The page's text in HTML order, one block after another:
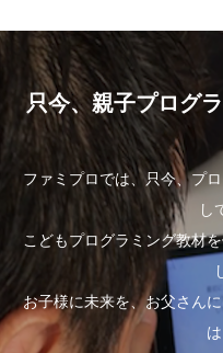
只今、親子プログ
ファミプロでは、只今、プ
し
こどもプログラミング教材
お子様に未来を、お父さん